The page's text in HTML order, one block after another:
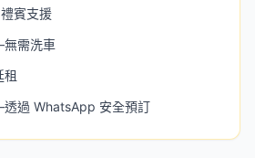
賓支援
需洗車
租
過 WhatsApp 安全預訂